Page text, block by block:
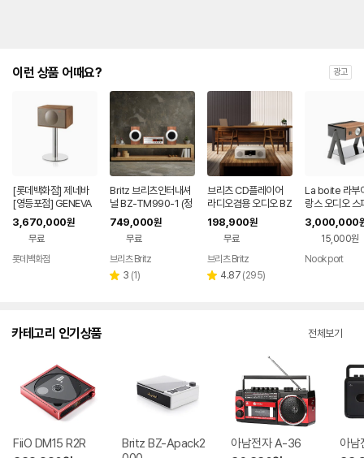
이런 상품 어때요? 광고
[롯데백화점] 제네바
[영등포점] GENEVA
MODEL L 월넛 + 스
탠드포함 LE120961
3163
3,670,000원
무료
롯데백화점
Britz 브리츠인터내셔
널 BZ-TM990-1 (정
품)
749,000원
무료
브리츠 Britz
별 3 리
(1)
브리츠 CD플레이어
라디오겸용 오디오 BZ
-T8500 Plus
198,900원
무료
브리츠 Britz
별 4.87 리
(295)
La boite 라부
랑스 오디오 스
UBE 2.1/
3,000,000
15,000원
Nook port
카테고리 인기상품 전체보기
FiiO DM15 R2R
Britz BZ-Apack2
아남전자 A-36
아